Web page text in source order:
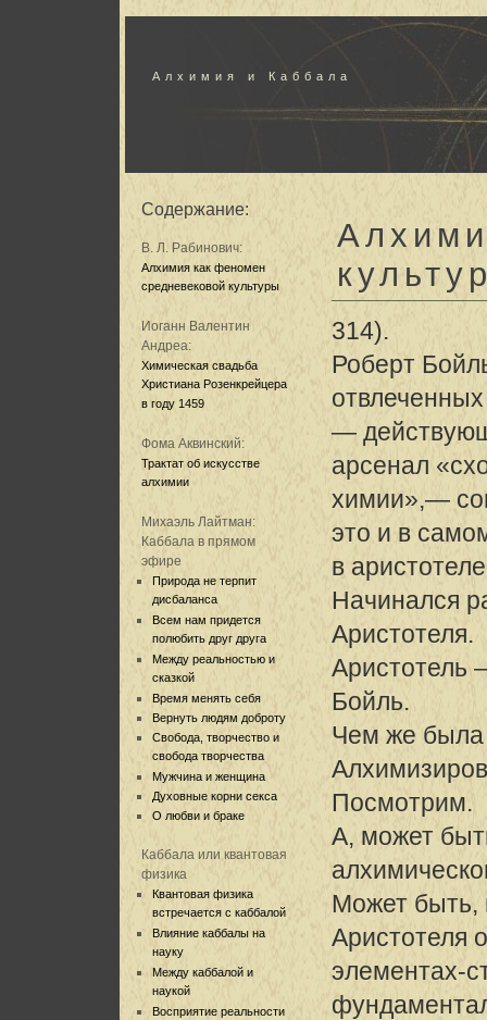
Алхимия и Каббала
Содержание:
В. Л. Рабинович:
Алхимия как феномен
средневековой культуры
Иоганн Валентин
Андреа:
Химическая свадьба
Христиана Розенкрейцера
в году 1459
Фома Аквинский:
Трактат об искусстве
алхимии
Михаэль Лайтман:
Каббала в прямом
эфире
Природа не терпит
дисбаланса
Всем нам придется
полюбить друг друга
Между реальностью и
сказкой
Время менять себя
Вернуть людям доброту
Свобода, творчество и
свобода творчества
Мужчина и женщина
Духовные корни секса
О любви и браке
Каббала или квантовая
физика
Квантовая физика
встречается с каббалой
Влияние каббалы на
науку
Между каббалой и
наукой
Восприятие реальности
314).
Роберт
—
арсенал
химии»,—
это и в
в
Начинался
Аристотеля.
Аристотель
Бойль.
Чем же была
Посмотрим.
А, может
Может быть,
Аристотеля
элементах-